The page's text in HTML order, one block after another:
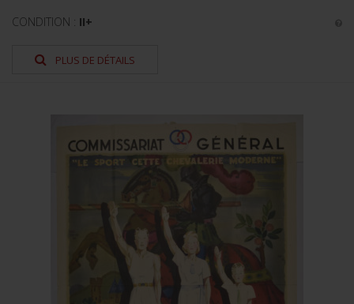
CONDITION : II+
PLUS DE DÉTAILS